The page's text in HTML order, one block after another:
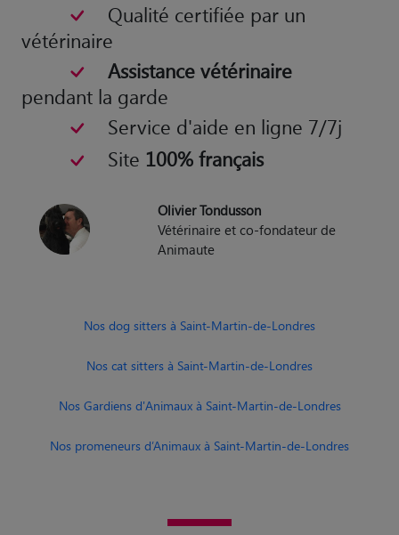
Qualité certifiée par un
vétérinaire
Assistance vétérinaire
pendant la garde
Service d'aide en ligne 7/7j
Site 100% français
Olivier Tondusson
Vétérinaire et co-fondateur de
Animaute
Nos dog sitters à Saint-Martin-de-Londres
Nos cat sitters à Saint-Martin-de-Londres
Nos Gardiens d'Animaux à Saint-Martin-de-Londres
Nos promeneurs d’Animaux à Saint-Martin-de-Londres